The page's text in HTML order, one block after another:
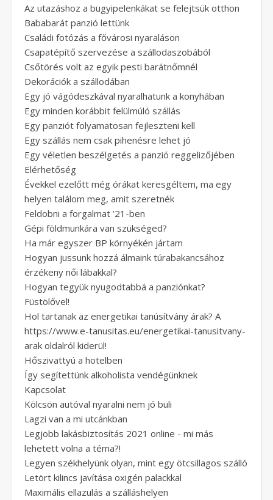
Az utazáshoz a bugyipelenkákat se felejtsük otthon
Bababarát panzió lettünk
Családi fotózás a fővárosi nyaraláson
Csapatépítő szervezése a szállodaszobából
Csőtörés volt az egyik pesti barátnőmnél
Dekorációk a szállodában
Egy jó vágódeszkával nyaralhatunk a konyhában
Egy minden korábbit felülmúló szállás
Egy panziót folyamatosan fejleszteni kell
Egy szállás nem csak pihenésre lehet jó
Egy véletlen beszélgetés a panzió reggelizőjében
Elérhetőség
Évekkel ezelőtt még órákat keresgéltem, ma egy
helyen találom meg, amit szeretnék
Feldobni a forgalmat ’21-ben
Gépi földmunkára van szükséged?
Ha már egyszer BP környékén jártam
Hogyan jussunk hozzá álmaink túrabakancsához
érzékeny női lábakkal?
Hogyan tegyük nyugodtabbá a panziónkat?
Füstölővel!
Hol tartanak az energetikai tanúsítvány árak? A
https://www.e-tanusitas.eu/energetikai-tanusitvany-
arak oldalról kiderül!
Hőszivattyú a hotelben
Így segítettünk alkoholista vendégünknek
Kapcsolat
Kölcsön autóval nyaralni nem jó buli
Lagzi van a mi utcánkban
Legjobb lakásbiztosítás 2021 online - mi más
lehetett volna a téma?!
Legyen székhelyünk olyan, mint egy ötcsillagos szálló
Letört kilincs javítása oxigén palackkal
Maximális ellazulás a szálláshelyen